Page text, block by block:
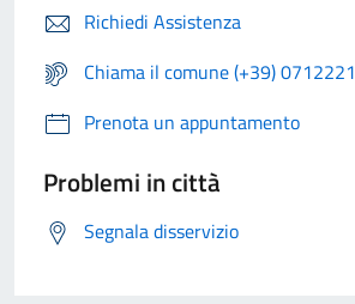
Richiedi Assistenza
Chiama il comune (+39) 0712221
Prenota un appuntamento
Problemi in città
Segnala disservizio